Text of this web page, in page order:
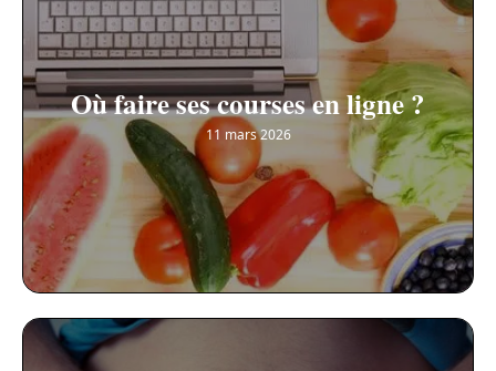
Où faire ses courses en ligne ?
11 mars 2026